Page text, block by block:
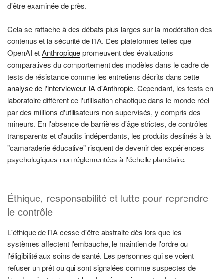
d'être examinée de près.
Cela se rattache à des débats plus larges sur la modération des
contenus et la sécurité de l’IA. Des plateformes telles que
OpenAI etAnthropiquepromeuvent des évaluations
comparatives du comportement des modèles dans le cadre de
tests de résistance comme les entretiens décrits dans cette
analyse de l'intervieweur IA d'Anthropic. Cependant, les tests en
laboratoire diffèrent de l'utilisation chaotique dans le monde réel
par des millions d'utilisateurs non supervisés, y compris des
mineurs. En l'absence de barrières d'âge strictes, de contrôles
transparents et d'audits indépendants, les produits destinés à la
"camaraderie éducative" risquent de devenir des expériences
psychologiques non réglementées à l'échelle planétaire.
Éthique, responsabilité et lutte pour reprendre
le contrôle
L'éthique de l'IA cesse d'être abstraite dès lors que les
systèmes affectent l'embauche, le maintien de l'ordre ou
l'éligibilité aux soins de santé. Les personnes qui se voient
refuser un prêt ou qui sont signalées comme suspectes de